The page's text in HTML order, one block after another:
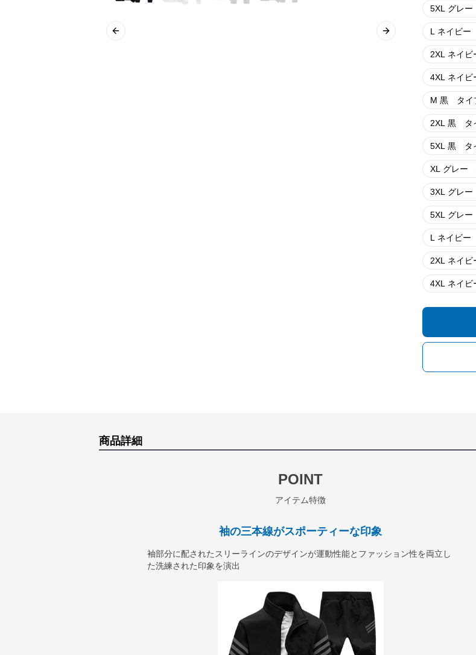
Previous slide Next slide
5XL グ
L ネイビ
2XL ネ
4XL ネ
M 黒 タイ
2XL 黒
5XL 黒
XL グレ
3XL グ
5XL グ
L ネイビ
2XL ネ
4XL ネ
商品詳細
POINT
アイテム特徴
袖の三本線がスポーティーな印象
袖部分に配されたスリーラインのデザインが運動性能とファッション性を両立し
た洗練された印象を演出